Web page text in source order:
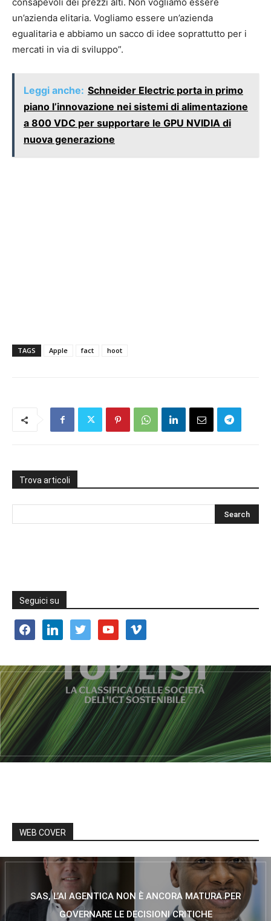
consapevoli dei prezzi alti. Non vogliamo essere
un’azienda elitaria. Vogliamo essere un’azienda
egualitaria e abbiamo un sacco di idee soprattutto per i
mercati in via di sviluppo”.
Leggi anche: Schneider Electric porta in primo
piano l’innovazione nei sistemi di alimentazione
a 800 VDC per supportare le GPU NVIDIA di
nuova generazione
TAGS Apple fact hoot
Trova articoli
Seguici su
facebooklinkedin twitter youtube vimeo
WEB COVER
SAS, L’AI AGENTICA NON È ANCORA MATURA PER
GOVERNARE LE DECISIONI CRITICHE